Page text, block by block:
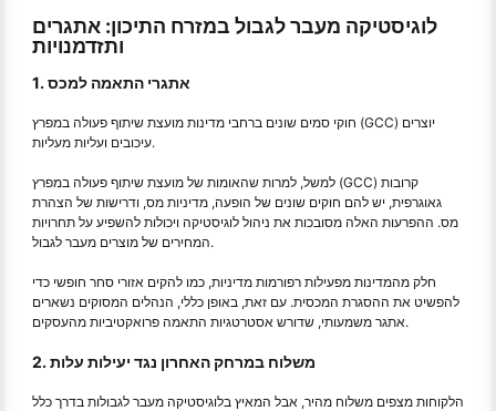
לוגיסטיקה מעבר לגבול במזרח התיכון: אתגרים
ותזדמנויות
1. אתגרי התאמה למכס
חוקי סמים שונים ברחבי מדינות מועצת שיתוף פעולה במפרץ (GCC) יוצרים
עיכובים ועליות מעליות.
למשל, למרות שהאומות של מועצת שיתוף פעולה במפרץ (GCC) קרובות
גאוגרפית, יש להם חוקים שונים של הופעה, מדיניות מס, ודרישות של הצהרת
מס. ההפרעות האלה מסובכות את ניהול לוגיסטיקה ויכולות להשפיע על תחרויות
המחירים של מוצרים מעבר לגבול.
חלק מהמדינות מפעילות רפורמות מדיניות, כמו להקים אזורי סחר חופשי כדי
להפשיט את ההסגרת המכסית. עם זאת, באופן כללי, הנהלים המסוקים נשארים
אתגר משמעותי, שדורש אסטרטגיות התאמה פרואקטיביות מהעסקים.
2. משלוח במרחק האחרון נגד יעילות עלות
הלקוחות מצפים משלוח מהיר, אבל המאיץ בלוגיסטיקה מעבר לגבולות בדרך כלל